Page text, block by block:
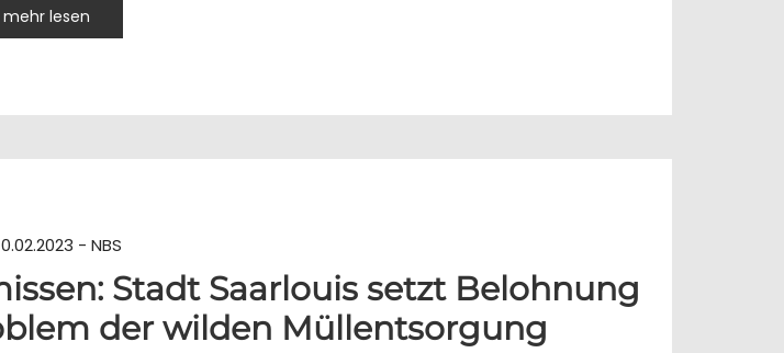
mehr lesen
- NBS
Stadt Saarlouis setzt Belohnung
der wilden Müllentsorgung